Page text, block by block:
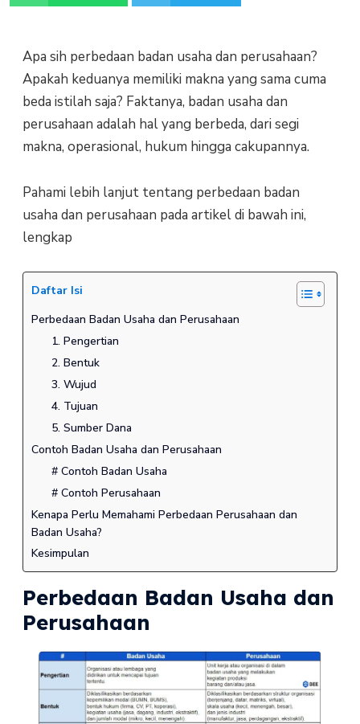
Apa sih perbedaan badan usaha dan perusahaan?
Apakah keduanya memiliki makna yang sama cuma
beda istilah saja? Faktanya, badan usaha dan
perusahaan adalah hal yang berbeda, dari segi
makna, operasional, hukum hingga cakupannya.
Pahami lebih lanjut tentang perbedaan badan
usaha dan perusahaan pada artikel di bawah ini,
lengkap
Daftar Isi
Perbedaan Badan Usaha dan Perusahaan
1. Pengertian
2. Bentuk
3. Wujud
4. Tujuan
5. Sumber Dana
Contoh Badan Usaha dan Perusahaan
# Contoh Badan Usaha
# Contoh Perusahaan
Kenapa Perlu Memahami Perbedaan Perusahaan dan
Badan Usaha?
Kesimpulan
Perbedaan Badan Usaha dan
Perusahaan